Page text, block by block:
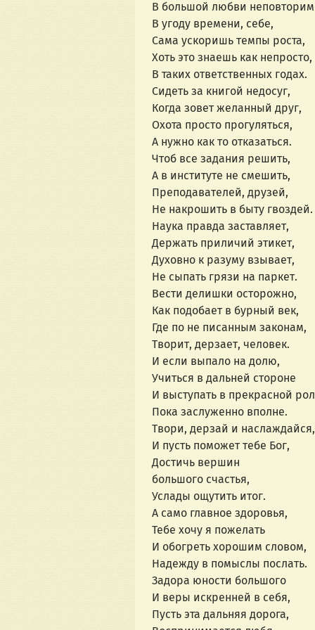
В большой любви
В угоду времени, себе,
Сама ускоришь темпы роста,
Хоть это знаешь как непросто,
В таких ответственных годах.
Сидеть за книгой недосуг,
Когда зовет желанный друг,
Охота просто прогуляться,
А нужно как то отказаться.
Чтоб все задания решить,
А в институте не смешить,
Преподавателей, друзей,
Не накрошить в быту гвоздей.
Наука правда заставляет,
Держать приличий этикет,
Духовно к разуму взывает,
Не сыпать грязи на паркет.
Вести делишки осторожно,
Как подобает в бурный век,
Где по не писанным законам,
Творит, дерзает, человек.
И если выпало на долю,
Учиться в дальней стороне
И выступать в прекрасной
Пока заслуженно вполне.
Твори, дерзай и наслаждайся,
И пусть поможет тебе Бог,
Достичь вершин
большого счастья,
Услады ощутить итог.
А само главное здоровья,
Тебе хочу я пожелать
И обогреть хорошим словом,
Надежду в помыслы послать.
Задора юности большого
И веры искренней в себя,
Пусть эта дальняя дорога,